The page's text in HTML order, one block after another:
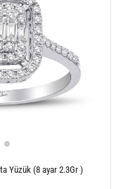
Yüzük (8 ayar 2.3Gr )